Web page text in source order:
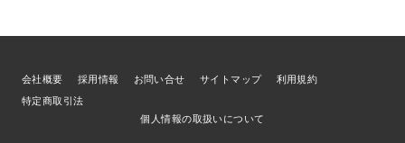
会社概要 採用情報 お問い合せ サイトマップ
利用規約
特定商取引法
個人情報の取扱いについて